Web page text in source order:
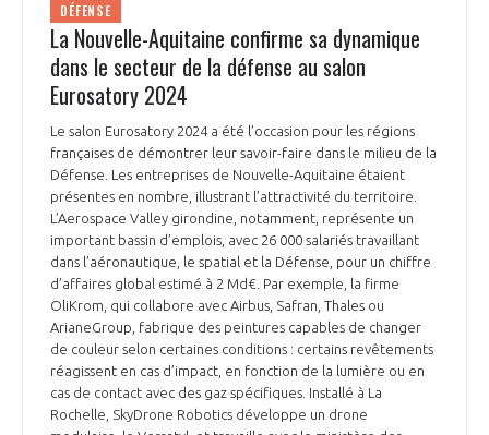
DÉFENSE
La Nouvelle-Aquitaine confirme sa dynamique
dans le secteur de la défense au salon
Eurosatory 2024
Le salon Eurosatory 2024 a été l’occasion pour les régions
françaises de démontrer leur savoir-faire dans le milieu de la
Défense. Les entreprises de Nouvelle-Aquitaine étaient
présentes en nombre, illustrant l’attractivité du territoire.
L’Aerospace Valley girondine, notamment, représente un
important bassin d’emplois, avec 26 000 salariés travaillant
dans l’aéronautique, le spatial et la Défense, pour un chiffre
d’affaires global estimé à 2 Md€. Par exemple, la firme
OliKrom, qui collabore avec Airbus, Safran, Thales ou
ArianeGroup, fabrique des peintures capables de changer
de couleur selon certaines conditions : certains revêtements
réagissent en cas d’impact, en fonction de la lumière ou en
cas de contact avec des gaz spécifiques. Installé à La
Rochelle, SkyDrone Robotics développe un drone